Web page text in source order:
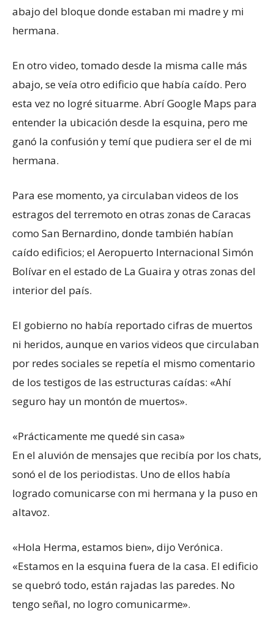
abajo del bloque donde estaban mi madre y mi
hermana.
En otro video, tomado desde la misma calle más
abajo, se veía otro edificio que había caído. Pero
esta vez no logré situarme. Abrí Google Maps para
entender la ubicación desde la esquina, pero me
ganó la confusión y temí que pudiera ser el de mi
hermana.
Para ese momento, ya circulaban videos de los
estragos del terremoto en otras zonas de Caracas
como San Bernardino, donde también habían
caído edificios; el Aeropuerto Internacional Simón
Bolívar en el estado de La Guaira y otras zonas del
interior del país.
El gobierno no había reportado cifras de muertos
ni heridos, aunque en varios videos que circulaban
por redes sociales se repetía el mismo comentario
de los testigos de las estructuras caídas: «Ahí
seguro hay un montón de muertos».
«Prácticamente me quedé sin casa»
En el aluvión de mensajes que recibía por los chats,
sonó el de los periodistas. Uno de ellos había
logrado comunicarse con mi hermana y la puso en
altavoz.
«Hola Herma, estamos bien», dijo Verónica.
«Estamos en la esquina fuera de la casa. El edificio
se quebró todo, están rajadas las paredes. No
tengo señal, no logro comunicarme».